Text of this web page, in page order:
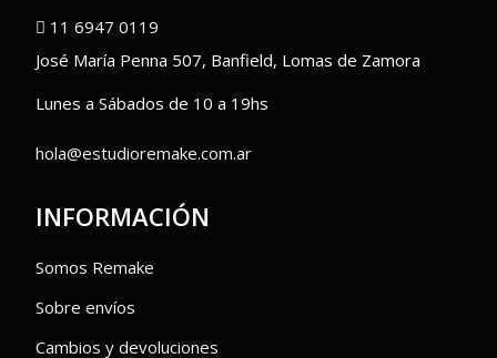
11 6947 0119
José María Penna 507, Banfield, Lomas de Zamora
Lunes a Sábados de 10 a 19hs
hola@estudioremake.com.ar
INFORMACIÓN
Somos Remake
Sobre envíos
Cambios y devoluciones